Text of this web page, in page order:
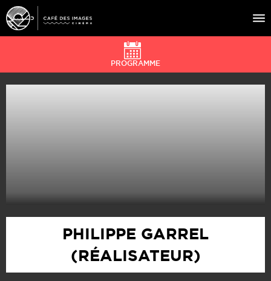
À L’AFFICHE
PROGRAMME
PHILIPPE GARREL
(RÉALISATEUR)